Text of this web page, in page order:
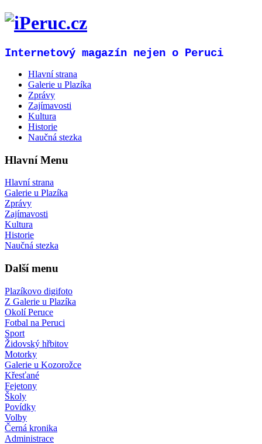
Internetový magazín nejen o Peruci
Hlavní strana
Galerie u Plazíka
Zprávy
Zajímavosti
Kultura
Historie
Naučná stezka
Hlavní Menu
Hlavní strana
Galerie u Plazíka
Zprávy
Zajímavosti
Kultura
Historie
Naučná stezka
Další menu
Plazíkovo digifoto
Z Galerie u Plazíka
Okolí Peruce
Fotbal na Peruci
Sport
Židovský hřbitov
Motorky
Galerie u Kozorožce
Křesťané
Fejetony
Školy
Povídky
Volby
Černá kronika
Administrace